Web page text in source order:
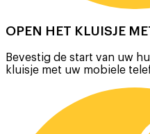
OPEN HET KLUISJE
Bevestig de start van uw
kluisje met uw mobiele